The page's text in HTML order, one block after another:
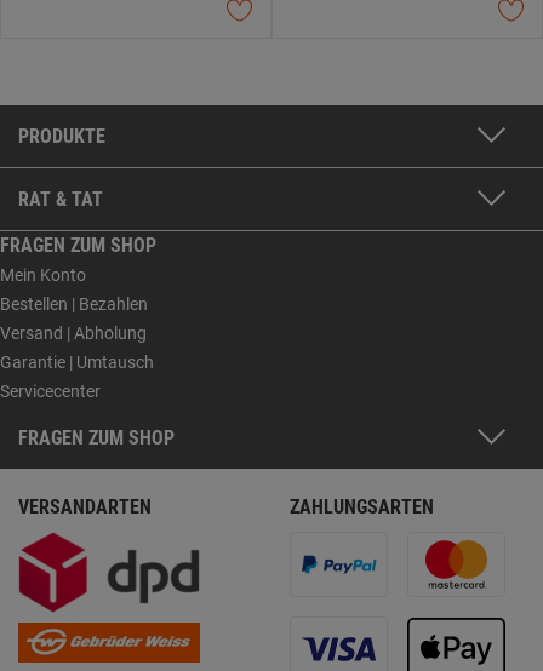
PRODUKTE
RAT & TAT
FRAGEN ZUM SHOP
Mein Konto
Bestellen | Bezahlen
Versand | Abholung
Garantie | Umtausch
Servicecenter
FRAGEN ZUM SHOP
VERSANDARTEN ZAHLUNGSARTEN